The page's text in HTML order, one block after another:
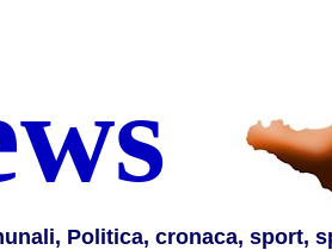
Politica, cronaca, sport,